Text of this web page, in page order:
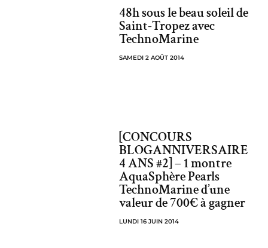
48h sous le beau soleil de
Saint-Tropez avec
TechnoMarine
SAMEDI 2 AOÛT 2014
[CONCOURS
BLOGANNIVERSAIRE
4 ANS #2] – 1 montre
AquaSphère Pearls
TechnoMarine d’une
valeur de 700€ à gagner
LUNDI 16 JUIN 2014